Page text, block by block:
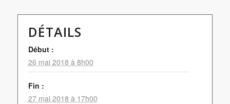
DÉTAILS
Début :
26 mai 2018 à 8h00
Fin :
27 mai 2018 à 17h00